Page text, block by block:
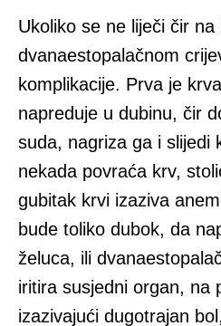
Ukoliko se ne liječi čir na
dvanaestopalačnom
komplikacije. Prva je
napreduje u dubinu, čir
suda, nagriza ga i slijedi
nekada povraća krv,
gubitak krvi izaziva
bude toliko dubok, da
želuca, ili
iritira susjedni organ, na
izazivajući dugotrajan